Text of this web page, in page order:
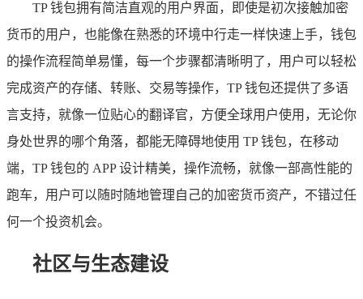
TP 钱包拥有简洁直观的用户界面，即使是初次接触加密
货币的用户，也能像在熟悉的环境中行走一样快速上手，钱包
的操作流程简单易懂，每一个步骤都清晰明了，用户可以轻松
完成资产的存储、转账、交易等操作，TP 钱包还提供了多语
言支持，就像一位贴心的翻译官，方便全球用户使用，无论你
身处世界的哪个角落，都能无障碍地使用 TP 钱包，在移动
端，TP 钱包的 APP 设计精美，操作流畅，就像一部高性能的
跑车，用户可以随时随地管理自己的加密货币资产，不错过任
何一个投资机会。
社区与生态建设